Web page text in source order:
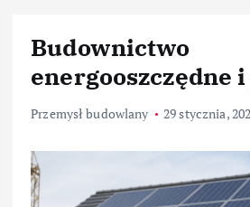
Budownictwo
energooszczędne
Przemysł budowlany 29 stycznia,